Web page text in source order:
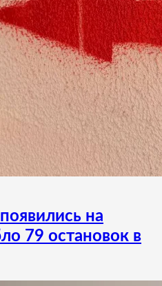
на
79 остановок в